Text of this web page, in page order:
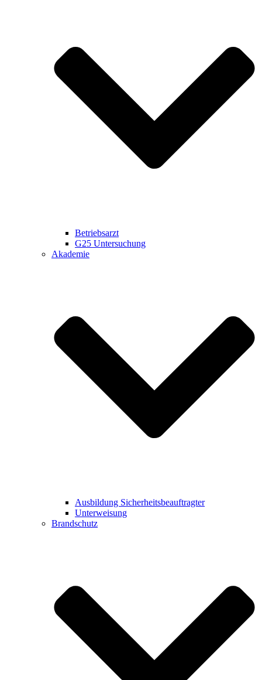
Betriebsarzt
G25 Untersuchung
Akademie
Ausbildung Sicherheitsbeauftragter
Unterweisung
Brandschutz